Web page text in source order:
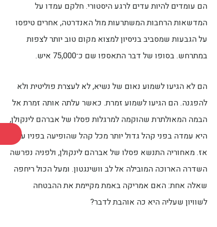
הם עומדים להיות עדים לרגע היסטורי. חלקם עמדו על
המדשאות הרחבות המשתרעות מול האנדרטה, אחרים טיפסו
על הגבעות שמסביב בניסיון למצוא מקום טוב יותר לצפות
במתרחש. בסופו של דבר התאספו שם כ־75,000 איש.
הם לא הגיעו לשמוע נאום של נשיא, לא לעצרת פוליטית ולא
להפגנה. הם הגיעו לשמוע זמרת. כאשר עלתה אותה זמרת אל
הבמה המאולתרת שהוקמה למרגלות פסלו של אברהם לינקולן,
היא עמדה בפני קהל גדול יותר מכל קהל שהופיעה בפניו עד
אז. מאחוריה התנשא פסלו של אברהם לינקולן, ולפניה נפרשה
השדרה הארוכה המובילה אל לב וושינגטון. ומעל הכול ריחפה
שאלה אחת: האם אמריקה באמת מקיימת את ההבטחה
לשוויון שעליה היא כה אוהבת לדבר?